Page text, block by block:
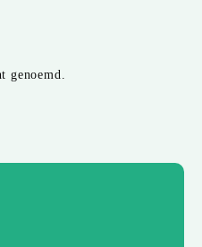
genoemd.